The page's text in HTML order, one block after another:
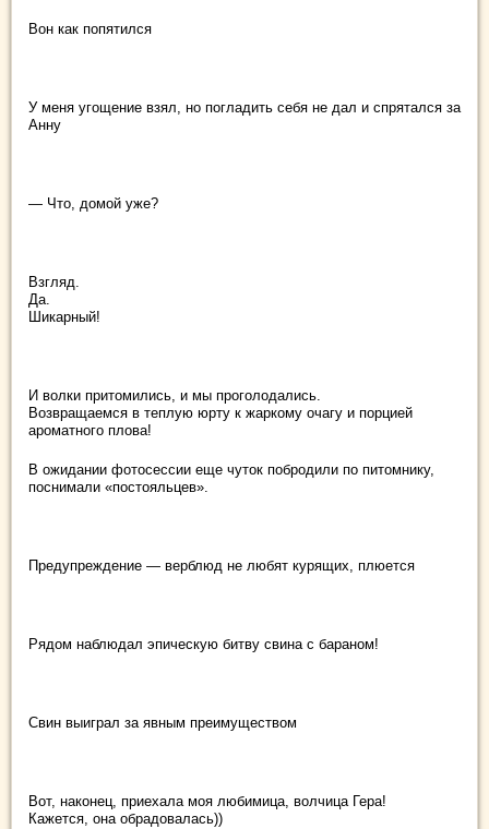
Вон как попятился
У меня угощение взял, но погладить себя не дал и спрятался за
Анну
— Что, домой уже?
Взгляд.
Да.
Шикарный!
И волки притомились, и мы проголодались.
Возвращаемся в теплую юрту к жаркому очагу и порцией
ароматного плова!
В ожидании фотосессии еще чуток побродили по питомнику,
поснимали «постояльцев».
Предупреждение — верблюд не любят курящих, плюется
Рядом наблюдал эпическую битву свина с бараном!
Свин выиграл за явным преимуществом
Вот, наконец, приехала моя любимица, волчица Гера!
Кажется, она обрадовалась))